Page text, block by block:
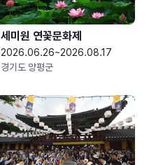
세미원 연꽃문화제
2026.06.26~2026.08.17
경기도 양평군